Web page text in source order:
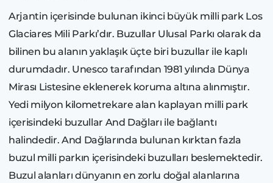
Arjantin içerisinde bulunan ikinci büyük milli park Los
Glaciares Mili Parkı’dır. Buzullar Ulusal Parkı olarak da
bilinen bu alanın yaklaşık üçte biri buzullar ile kaplı
durumdadır. Unesco tarafından 1981 yılında Dünya
Mirası Listesine eklenerek koruma altına alınmıştır.
Yedi milyon kilometrekare alan kaplayan milli park
içerisindeki buzullar And Dağları ile bağlantı
halindedir. And Dağlarında bulunan kırktan fazla
buzul milli parkın içerisindeki buzulları beslemektedir.
Buzul alanları dünyanın en zorlu doğal alanlarına